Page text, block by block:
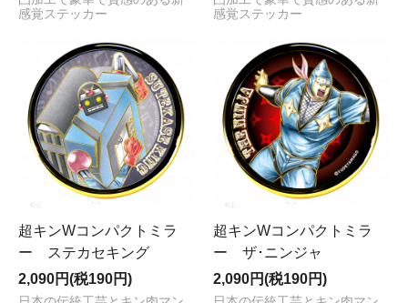
感覚ステッカー
感覚ステッカー
超キンWコンパクトミラ
ー ステカセキング
2,090円(税190円)
超キンWコンパクトミラ
ー ザ･ニンジャ
2,090円(税190円)